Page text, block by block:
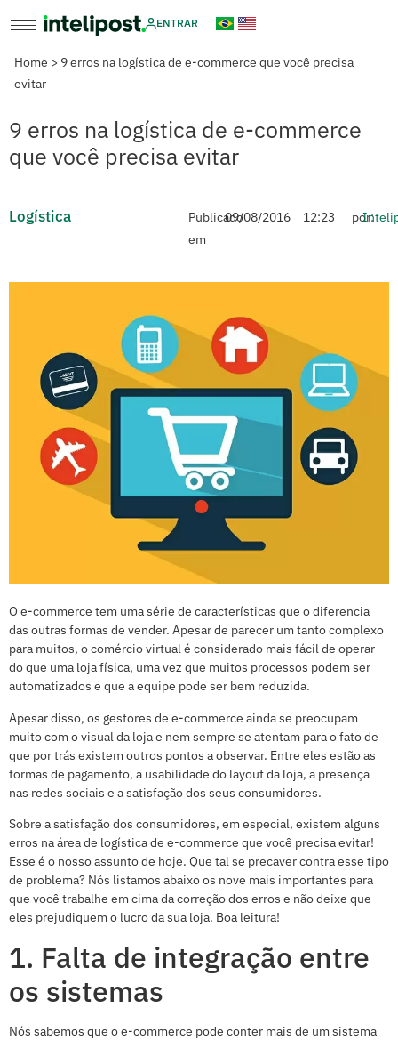
ENTRAR
Home > 9 erros na logística de e-commerce que você precisa
evitar
9 erros na logística de e-commerce
que você precisa evitar
Logística
Publicado
em
09/08/2016 12:23 por:
O e-commerce tem uma série de características que o diferencia
das outras formas de vender. Apesar de parecer um tanto complexo
para muitos, o comércio virtual é considerado mais fácil de operar
do que uma loja física, uma vez que muitos processos podem ser
automatizados e que a equipe pode ser bem reduzida.
Apesar disso, os gestores de e-commerce ainda se preocupam
muito com o visual da loja e nem sempre se atentam para o fato de
que por trás existem outros pontos a observar. Entre eles estão as
formas de pagamento, a usabilidade do layout da loja, a presença
nas redes sociais e a satisfação dos seus consumidores.
Sobre a satisfação dos consumidores, em especial, existem alguns
erros na área de logística de e-commerce que você precisa evitar!
Esse é o nosso assunto de hoje. Que tal se precaver contra esse tipo
de problema? Nós listamos abaixo os nove mais importantes para
que você trabalhe em cima da correção dos erros e não deixe que
eles prejudiquem o lucro da sua loja. Boa leitura!
1. Falta de integração entre
os sistemas
Nós sabemos que o e-commerce pode conter mais de um sistema